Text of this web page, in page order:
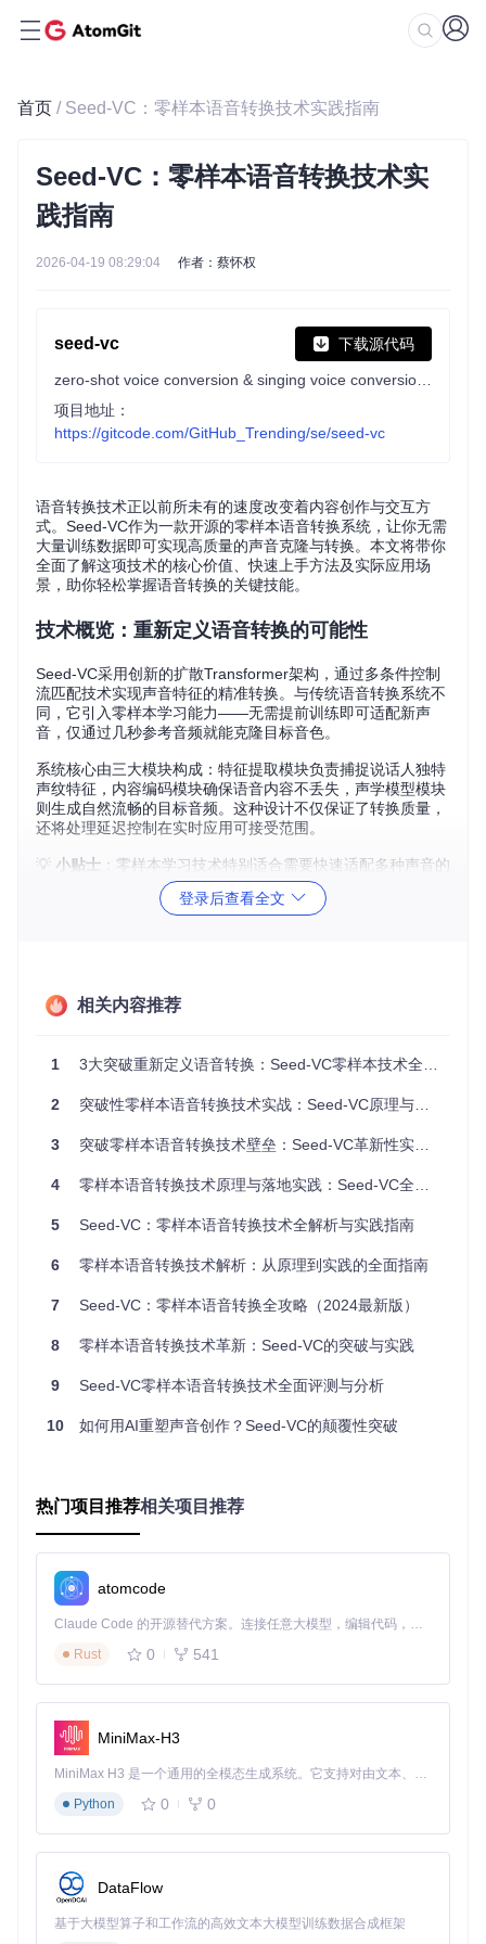
首页 / Seed-VC：零样本语音转换技术实践指南
Seed-VC：零样本语音转换技术实
践指南
2026-04-19 08:29:04 作者：蔡怀权
seed-vc 下载源代码
项目地址：
https://gitcode.com/GitHub_Trending/se/seed-vc
语音转换技术正以前所未有的速度改变着内容创作与交互方
式。Seed-VC作为一款开源的零样本语音转换系统，让你无需
大量训练数据即可实现高质量的声音克隆与转换。本文将带你
全面了解这项技术的核心价值、快速上手方法及实际应用场
景，助你轻松掌握语音转换的关键技能。
技术概览：重新定义语音转换的可能性
Seed-VC采用创新的扩散Transformer架构，通过多条件控制
流匹配技术实现声音特征的精准转换。与传统语音转换系统不
同，它引入零样本学习能力——无需提前训练即可适配新声
音，仅通过几秒参考音频就能克隆目标音色。
系统核心由三大模块构成：特征提取模块负责捕捉说话人独特
声纹特征，内容编码模块确保语音内容不丢失，声学模型模块
则生成自然流畅的目标音频。这种设计不仅保证了转换质量，
还将处理延迟控制在实时应用可接受范围。
💡 小贴士 ：零样本学习技术特别适合需要快速适配多种声音的
场景，如游戏配音、有声小说制作等创意领域。
出，主要优势体现在四个方面：
无需为每个目标声音单独训练模型，只需5-10秒参考音频即可
优化后的推理流程使系统能在保持音频质量的同时实现低延迟
满足不同创作需求。
4. 灵活的参数调节
之间找到最佳平衡点。
💡小贴士：对于性能有限的设备，可适当降低扩散步数来提高
系统要求
Python 3.10环境
支持CUDA的GPU（推荐，非必需）
安装步骤
克隆项目代码
git clone
cd
安装依赖包根据你的操作系统选择相应命令：
对于Windows/Linux用户：
验证安装
登录后查看全文
相关内容推荐
1 3大突破重新定义语音转换：Seed-VC零样本技术全解析
2 突破性零样本语音转换技术实战：Seed-VC原理与应用全解析
3 突破零样本语音转换技术壁垒：Seed-VC革新性实践指南
4 零样本语音转换技术原理与落地实践：Seed-VC全流程技术指南
5 Seed-VC：零样本语音转换技术全解析与实践指南
6 零样本语音转换技术解析：从原理到实践的全面指南
7 Seed-VC：零样本语音转换全攻略（2024最新版）
8 零样本语音转换技术革新：Seed-VC的突破与实践
9 Seed-VC零样本语音转换技术全面评测与分析
10 如何用AI重塑声音创作？Seed-VC的颠覆性突破
热门项目推荐相关项目推荐
atomcode
Claude Code 的开源替代方案。连接任意大模型，编辑代码，运行命令，自动验证 — 全自动执行。用 Rust 构建，极致性能。 ｜ An open-source alternative to Claude Code. Connect any LLM, edit code, run commands, and verify changes — autonomously. Built in Rust for speed. Get Started
Rust
0 541
MiniMax-H3
MiniMax H3 是一个通用的全模态生成系统。它支持对由文本、图像、视频和音频组成的多模态上下文进行统一理解，并能生成分辨率高达 2K、时长可达 15 秒的带原生立体声音频的视频。得益于面向任务泛化的系统设计，H3 在预训练阶段就已具备广泛的多模态上下文理解与生成能力，能够出色地执行复杂的多模态指令。
Python
0 0
DataFlow
基于大模型算子和工作流的高效文本大模型训练数据合成框架